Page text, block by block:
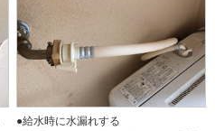
●給水時に水漏れする